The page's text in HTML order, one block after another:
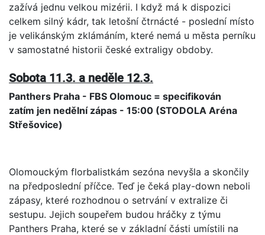
zažívá jednu velkou mizérii. I když má k dispozici
celkem silný kádr, tak letošní čtrnácté - poslední místo
je velikánským zklámáním, které nemá u města perníku
v samostatné historii české extraligy obdoby.
Sobota 11.3. a neděle 12.3.
Panthers Praha - FBS Olomouc = specifikován
zatím jen nedělní zápas - 15:00 (STODOLA Aréna
Střešovice)
Olomouckým florbalistkám sezóna nevyšla a skončily
na předposlední příčce. Teď je čeká play-down neboli
zápasy, které rozhodnou o setrvání v extralize či
sestupu. Jejich soupeřem budou hráčky z týmu
Panthers Praha, které se v základní části umístili na